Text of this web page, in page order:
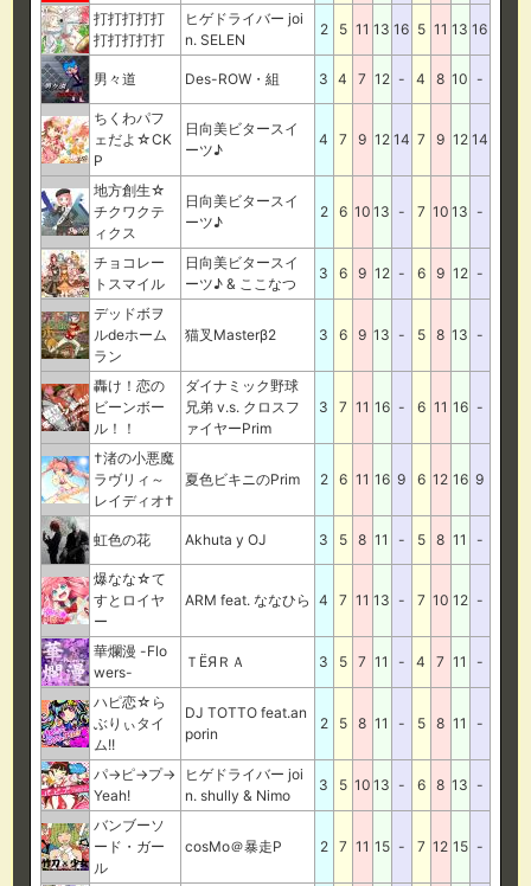
打打打打打
打打打打打
ヒゲドライバー joi
n. SELEN
2 5 11 13 16 5 11 13 16
男々道 Des-ROW・組 3 4 7 12 - 4 8 10 -
ちくわパフ
ェだよ☆CK
P
日向美ビタースイ
ーツ♪
4 7 9 12 14 7 9 12 14
地方創生☆
チクワクテ
ィクス
日向美ビタースイ
ーツ♪
2 6 10 13 - 7 10 13 -
チョコレー
トスマイル
日向美ビタースイ
ーツ♪ & ここなつ
3 6 9 12 - 6 9 12 -
デッドボヲ
ルdeホーム
ラン
猫叉Masterβ2 3 6 9 13 - 5 8 13 -
轟け！恋の
ビーンボー
ル！！
ダイナミック野球
兄弟 v.s. クロスフ
ァイヤーPrim
3 7 11 16 - 6 11 16 -
†渚の小悪魔
ラヴリィ～
レイディオ†
夏色ビキニのPrim 2 6 11 16 9 6 12 16 9
虹色の花 Akhuta y OJ 3 5 8 11 - 5 8 11 -
爆なな☆て
すとロイヤ
ー
ARM feat. ななひら 4 7 11 13 - 7 10 12 -
華爛漫 -Flo
wers-
ＴЁЯＲＡ 3 5 7 11 - 4 7 11 -
ハピ恋☆ら
ぶりぃタイ
ム!!
DJ TOTTO feat.an
porin
2 5 8 11 - 5 8 11 -
パ→ピ→プ→
Yeah!
ヒゲドライバー joi
n. shully & Nimo
3 5 10 13 - 6 8 13 -
バンブーソ
ード・ガー
ル
cosMo＠暴走P 2 7 11 15 - 7 12 15 -